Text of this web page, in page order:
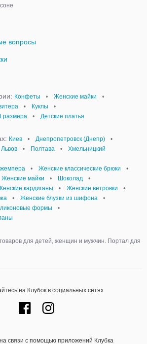
вопросы
Конфеты • Женские майки
•
• Куклы
•
размера
• Детские платья
Киев • Днепропетровск (Днепр)
•
Львов • Полтава • Хмельницкий
• Женские классические брюки
•
Женские майки • Шоколад
•
кардиганы • Женские ветровки
•
• Женские блузки из шифона
•
формы
•
для детей, женщин и мужчин. Портал для
на Клубок в социальных сетях
на связи с помощью приложений Клубка